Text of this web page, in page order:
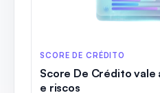
SCORE DE CRÉDITO
Score De Crédito vale
e riscos